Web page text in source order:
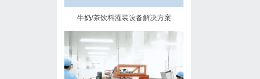
牛奶/茶饮料灌装设备解决方案